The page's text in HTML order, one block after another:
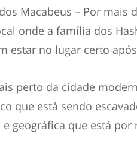
Macabeus – Por mais
onde a família dos
estar no lugar certo
perto da cidade
que está sendo
e geográfica que está